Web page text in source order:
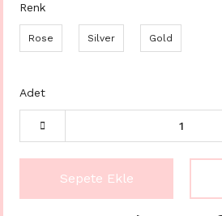
Renk
Rose Silver Gold
Adet
Sepete Ekle